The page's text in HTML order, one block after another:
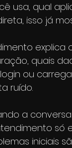
usa, qual
isso já
explica
quais
ou
ruído.
a
só
iniciais